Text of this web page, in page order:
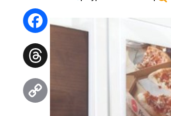
WhatsApp
Facebook
Threads